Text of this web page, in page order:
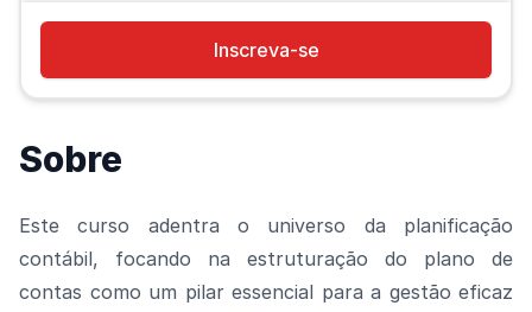
Inscreva-se
Sobre
Este curso adentra o universo da planificação
contábil, focando na estruturação do plano de
contas como um pilar essencial para a gestão eficaz